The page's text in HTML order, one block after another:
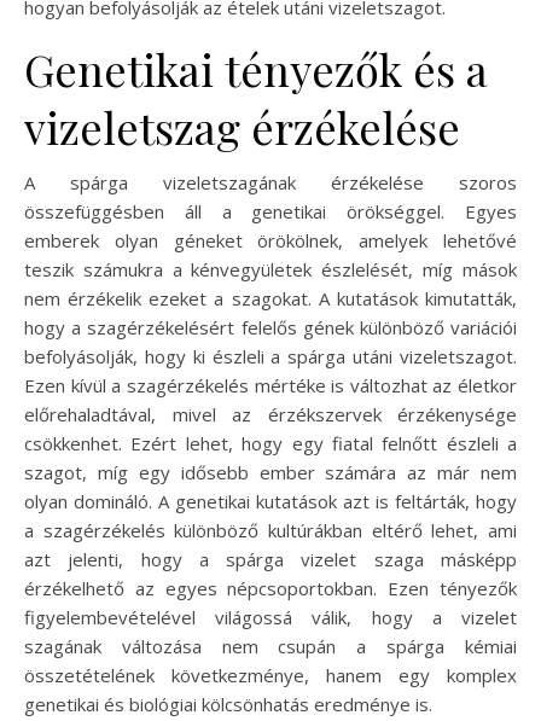
hogyan befolyásolják az ételek utáni vizeletszagot.
Genetikai tényezők és a
vizeletszag érzékelése
A spárga vizeletszagának érzékelése szoros
összefüggésben áll a genetikai örökséggel. Egyes
emberek olyan géneket örökölnek, amelyek lehetővé
teszik számukra a kénvegyületek észlelését, míg mások
nem érzékelik ezeket a szagokat. A kutatások kimutatták,
hogy a szagérzékelésért felelős gének különböző variációi
befolyásolják, hogy ki észleli a spárga utáni vizeletszagot.
Ezen kívül a szagérzékelés mértéke is változhat az életkor
előrehaladtával, mivel az érzékszervek érzékenysége
csökkenhet. Ezért lehet, hogy egy fiatal felnőtt észleli a
szagot, míg egy idősebb ember számára az már nem
olyan domináló. A genetikai kutatások azt is feltárták, hogy
a szagérzékelés különböző kultúrákban eltérő lehet, ami
azt jelenti, hogy a spárga vizelet szaga másképp
érzékelhető az egyes népcsoportokban. Ezen tényezők
figyelembevételével világossá válik, hogy a vizelet
szagának változása nem csupán a spárga kémiai
összetételének következménye, hanem egy komplex
genetikai és biológiai kölcsönhatás eredménye is.